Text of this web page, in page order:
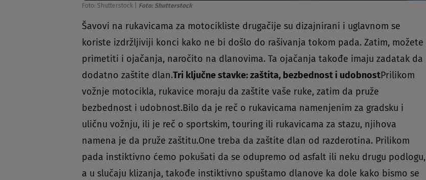
Foto: Shutterstock Foto: Shutterstock
Šavovi na rukavicama za motocikliste drugačije su dizajnirani i uglavnom se
koriste izdržljiviji konci kako ne bi došlo do rašivanja tokom pada. Zatim, možete
primetiti i ojačanja, naročito na dlanovima. Ta ojačanja takođe imaju zadatak da
dodatno zaštite dlan.Tri ključne stavke: zaštita, bezbednost i udobnostPrilikom
vožnje motocikla, rukavice moraju da zaštite vaše ruke, zatim da pruže
bezbednost i udobnost.Bilo da je reč o rukavicama namenjenim za gradsku i
uličnu vožnju, ili je reč o sportskim, touring ili rukavicama za stazu, njihova
namena je da pruže zaštitu.One treba da zaštite dlan od razderotina. Prilikom
pada instiktivno ćemo pokušati da se odupremo od asfalt ili neku drugu podlogu,
a u slučaju klizanja, takođe instiktivno spuštamo dlanove ka dole kako bismo se